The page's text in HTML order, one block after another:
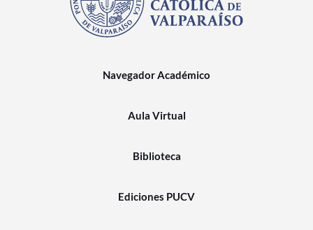
Navegador Académico
Aula Virtual
Biblioteca
Ediciones PUCV